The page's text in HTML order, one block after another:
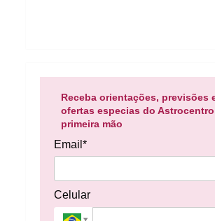
Receba orientações, previsões
ofertas especias do
primeira mão
Email*
Celular